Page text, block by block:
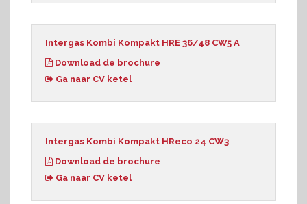
Intergas Kombi Kompakt HRE 36/48 CW5 A
Download de brochure
Ga naar CV ketel
Intergas Kombi Kompakt HReco 24 CW3
Download de brochure
Ga naar CV ketel